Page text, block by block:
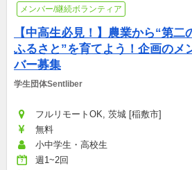
メンバー/継続ボランティア
【中高生必見！】農業から“第二
ふるさと”を育てよう！企画のメ
バー募集
学生団体Sentliber
フルリモートOK, 茨城 [稲敷市]
無料
小中学生・高校生
週1~2回